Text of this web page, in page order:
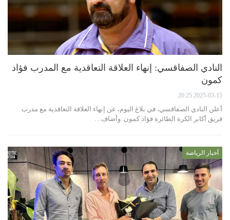
النادي الصفاقسي: إنهاء العلاقة التعاقدية مع المدرب فؤاد
كمون
2025-03-15 20:25
أعلن النادي الصفاقسي، في بلاغ اليوم، عن إنهاء العلاقة التعاقدية مع مدرب
فريق أكابر الكرة الطائرة فؤاد كمون. وأضاف…
أخبار الرياضة